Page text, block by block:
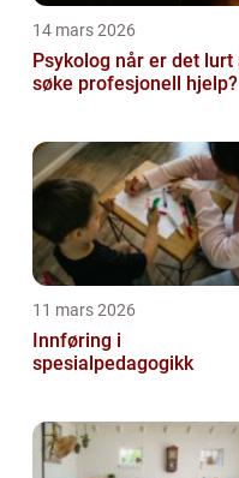
14 mars 2026
Psykolog når er det lurt å
søke profesjonell hjelp?
11 mars 2026
Innføring i
spesialpedagogikk